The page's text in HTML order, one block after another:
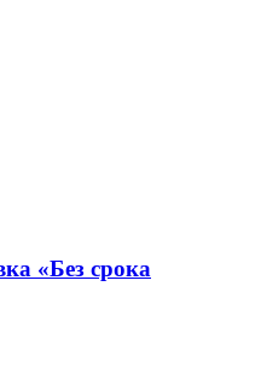
«Без срока